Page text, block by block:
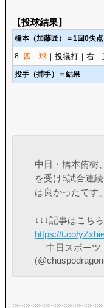
【投球結果】
橋本（加藤匠）＝1回0失点
8 四 球｜投犠打｜右
投手（捕手）＝結果
中日・橋本侑樹
を受け5試合連
は良かったです」
↓↓↓記事はこち
https://t.co/
— 中日スポーツ